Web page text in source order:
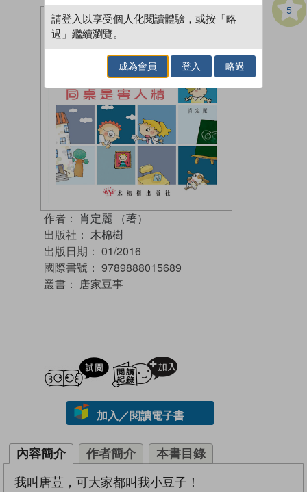
5
作者： 肖定麗 （著）
出版社： 木棉樹
出版日期： 01/2016
國際書號： 9789888015689
叢書： 唐家豆事
試閲
加入／閱讀電子書
內容簡介 作者簡介 本書目錄
我叫唐荳，可大家都叫我小豆子！
請登入以享受個人化閱讀體驗，或按「略
過」繼續瀏覽。
成為會員 登入 略過